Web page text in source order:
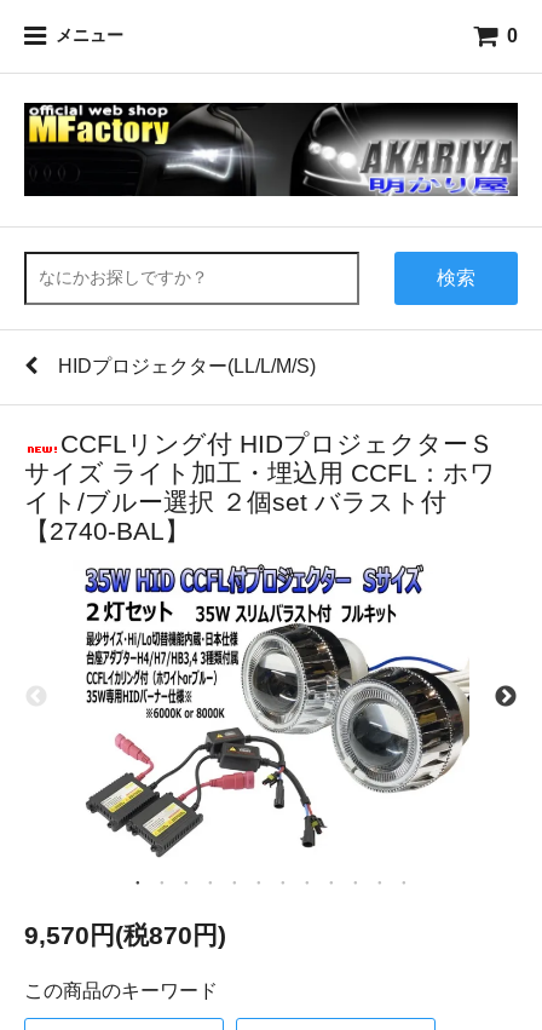
メニュー 0
検索
HIDプロジェクター(LL/L/M/S)
CCFLリング付 HIDプロジェクターＳ
サイズ ライト加工・埋込用 CCFL：ホワ
イト/ブルー選択 ２個set バラスト付
【2740-BAL】
9,570円(税870円)
この商品のキーワード